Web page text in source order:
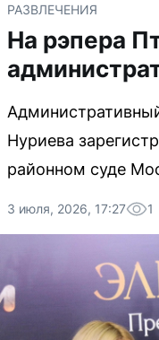
РАЗВЛЕЧЕНИЯ
На рэпера
Нуриева
районном суде
3 июля, 2026, 17:27 1